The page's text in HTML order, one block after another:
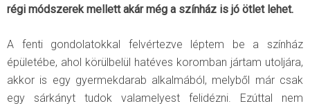
régi módszerek mellett akár még a színház is jó ötlet lehet.
A fenti gondolatokkal felvértezve léptem be a színház
épületébe, ahol körülbelül hatéves koromban jártam utoljára,
akkor is egy gyermekdarab alkalmából, melyből már csak
egy sárkányt tudok valamelyest felidézni. Ezúttal nem